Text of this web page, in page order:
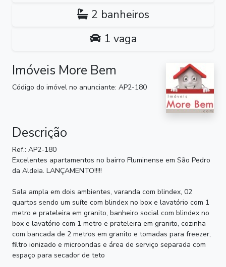
2 banheiros
1 vaga
Imóveis More Bem
Código do imóvel no anunciante: AP2-180
Descrição
Ref.: AP2-180
Excelentes apartamentos no bairro Fluminense em São Pedro
da Aldeia. LANÇAMENTO!!!!!
Sala ampla em dois ambientes, varanda com blindex, 02
quartos sendo um suíte com blindex no box e lavatório com 1
metro e prateleira em granito, banheiro social com blindex no
box e lavatório com 1 metro e prateleira em granito, cozinha
com bancada de 2 metros em granito e tomadas para freezer,
filtro ionizado e microondas e área de serviço separada com
espaço para secador de teto